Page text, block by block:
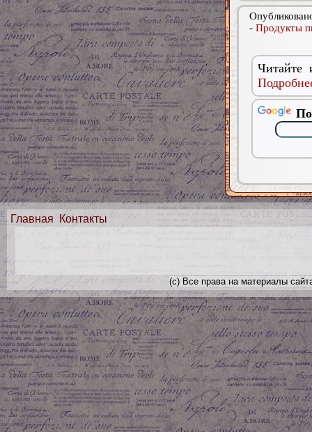
- Продукты
Читайте
Главная Контакты
(с) Все права на материалы